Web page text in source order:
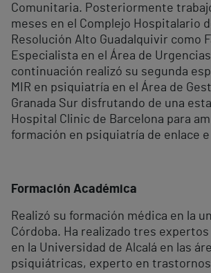
Comunitaria. Posteriormente
meses en el Complejo Hospitalario
Resolución Alto Guadalquivir como
Especialista en el Área de
continuación realizó su segunda
MIR en psiquiatría en el Área de
Granada Sur disfrutando de una
Hospital Clinic de Barcelona para
formación en psiquiatría de enlace
Formación Académica
Realizó su formación médica en la
Córdoba. Ha realizado tres
en la Universidad de Alcalá en las
psiquiátricas, experto en